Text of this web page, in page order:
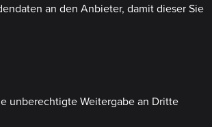
an den Anbieter, damit dieser Sie
unberechtigte Weitergabe an Dritte